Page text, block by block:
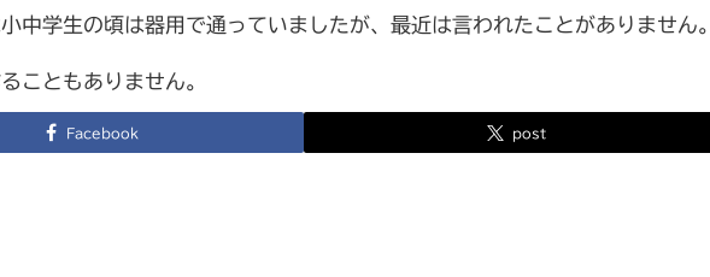
中学生の頃は器用で通っていましたが、最近は言われたことがありません。
こともありません。
Facebook post